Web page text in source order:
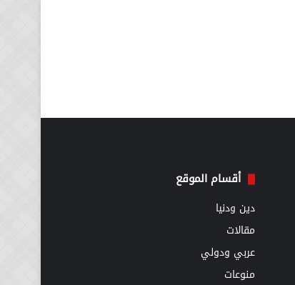
أقسام الموقع
دين ودنيا
مقالات
عربي ودولي
منوعات